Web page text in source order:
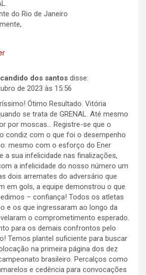
do Rio de Janeiro
dos santos disse:
de 2023 às 15:56
Ótimo Resultado. Vitória
se trata de GRENAL. Até mesmo
por moscas… Registre-se que o
condiz com o que foi o desempenho
mesmo com o esforço do Ener
a sua infelicidade nas finalizações,
a infelicidade do nosso número um
dois arremates do adversário que
em gols, a equipe demonstrou o que
– confiança! Todos os atletas
e os que ingressaram ao longo da
o comprometimento esperado.
para os demais confrontos pelo
Temos plantel suficiente para buscar
na primeira página dos dez
brasileiro. Percalços como
e cedência para convocações